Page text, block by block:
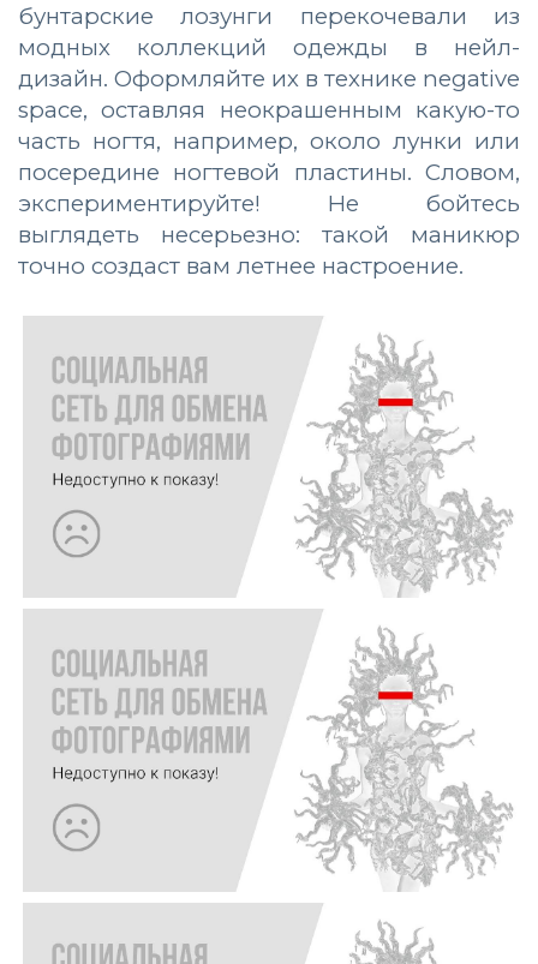
бунтарские лозунги перекочевали из
модных коллекций одежды в нейл-
дизайн. Оформляйте их в технике negative
space, оставляя неокрашенным какую-то
часть ногтя, например, около лунки или
посередине ногтевой пластины. Словом,
экспериментируйте! Не бойтесь
выглядеть несерьезно: такой маникюр
точно создаст вам летнее настроение.